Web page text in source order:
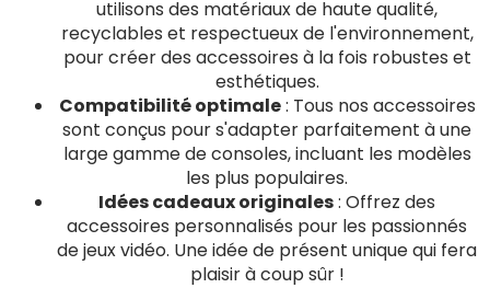
utilisons des matériaux de haute qualité,
recyclables et respectueux de l'environnement,
pour créer des accessoires à la fois robustes et
esthétiques.
Compatibilité optimale: Tous nos accessoires
sont conçus pour s'adapter parfaitement à une
large gamme de consoles, incluant les modèles
les plus populaires.
Idées cadeaux originales: Offrez des
accessoires personnalisés pour les passionnés
de jeux vidéo. Une idée de présent unique qui fera
plaisir à coup sûr !